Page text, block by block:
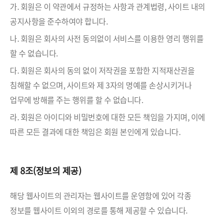
가. 회원은 이 약관에서 규정하는 사항과 관계법령, 사이트 내의
공지사항을 준수하여야 합니다.
나. 회원은 회사의 사전 동의없이 서비스를 이용한 영리 행위를
할 수 없습니다.
다. 회원은 회사의 동의 없이 저작권을 포함한 지적재산권을
침해할 수 없으며, 사이트와 제 3자의 명예를 손상시키거나
업무에 방해를 주는 행위를 할 수 없습니다.
라. 회원은 아이디와 비밀번호에 대한 모든 책임을 가지며, 이에
따른 모든 결과에 대한 책임은 회원 본인에게 있습니다.
제 8조(정보의 제공)
해당 웹사이트의 관리자는 웹사이트를 운영함에 있어 각종
정보를 웹사이트 이외의 경로를 통해 제공할 수 있습니다.